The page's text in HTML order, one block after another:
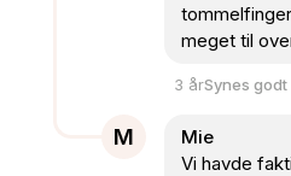
meget til
3 årSynes godt
M
Mie
Vi havde